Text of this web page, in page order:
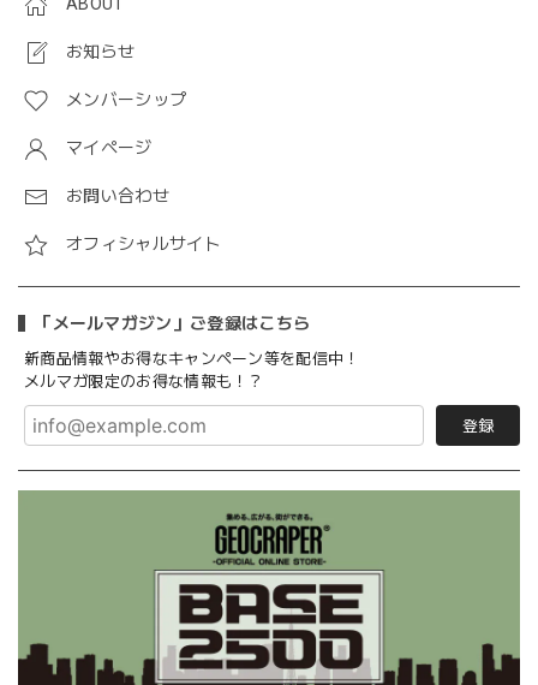
ABOUT
お知らせ
メンバーシップ
マイページ
お問い合わせ
オフィシャルサイト
「メールマガジン」ご登録はこちら
新商品情報やお得なキャンペーン等を配信中！
メルマガ限定のお得な情報も！？
登録